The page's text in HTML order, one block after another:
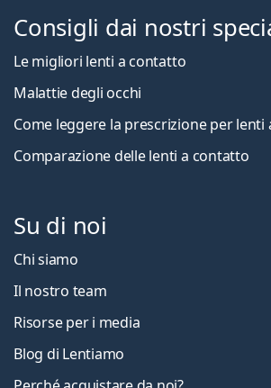
Consigli dai nostri
Le migliori lenti a contatto
Malattie degli occhi
Come leggere la prescrizione per lenti
Comparazione delle lenti a contatto
Su di noi
Chi siamo
Il nostro team
Risorse per i media
Blog di Lentiamo